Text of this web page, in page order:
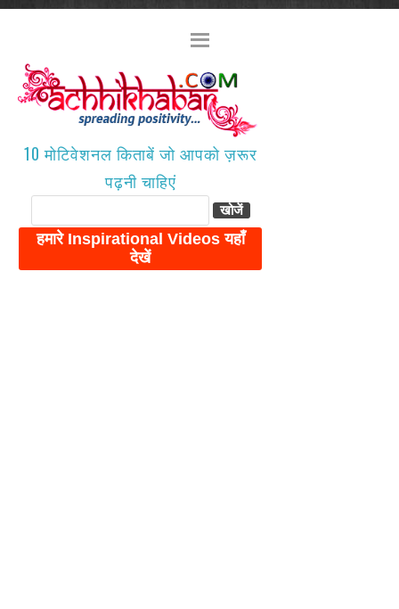
10 मोटिवेशनल किताबें जो आपको ज़रूर
पढ़नी चाहिएं